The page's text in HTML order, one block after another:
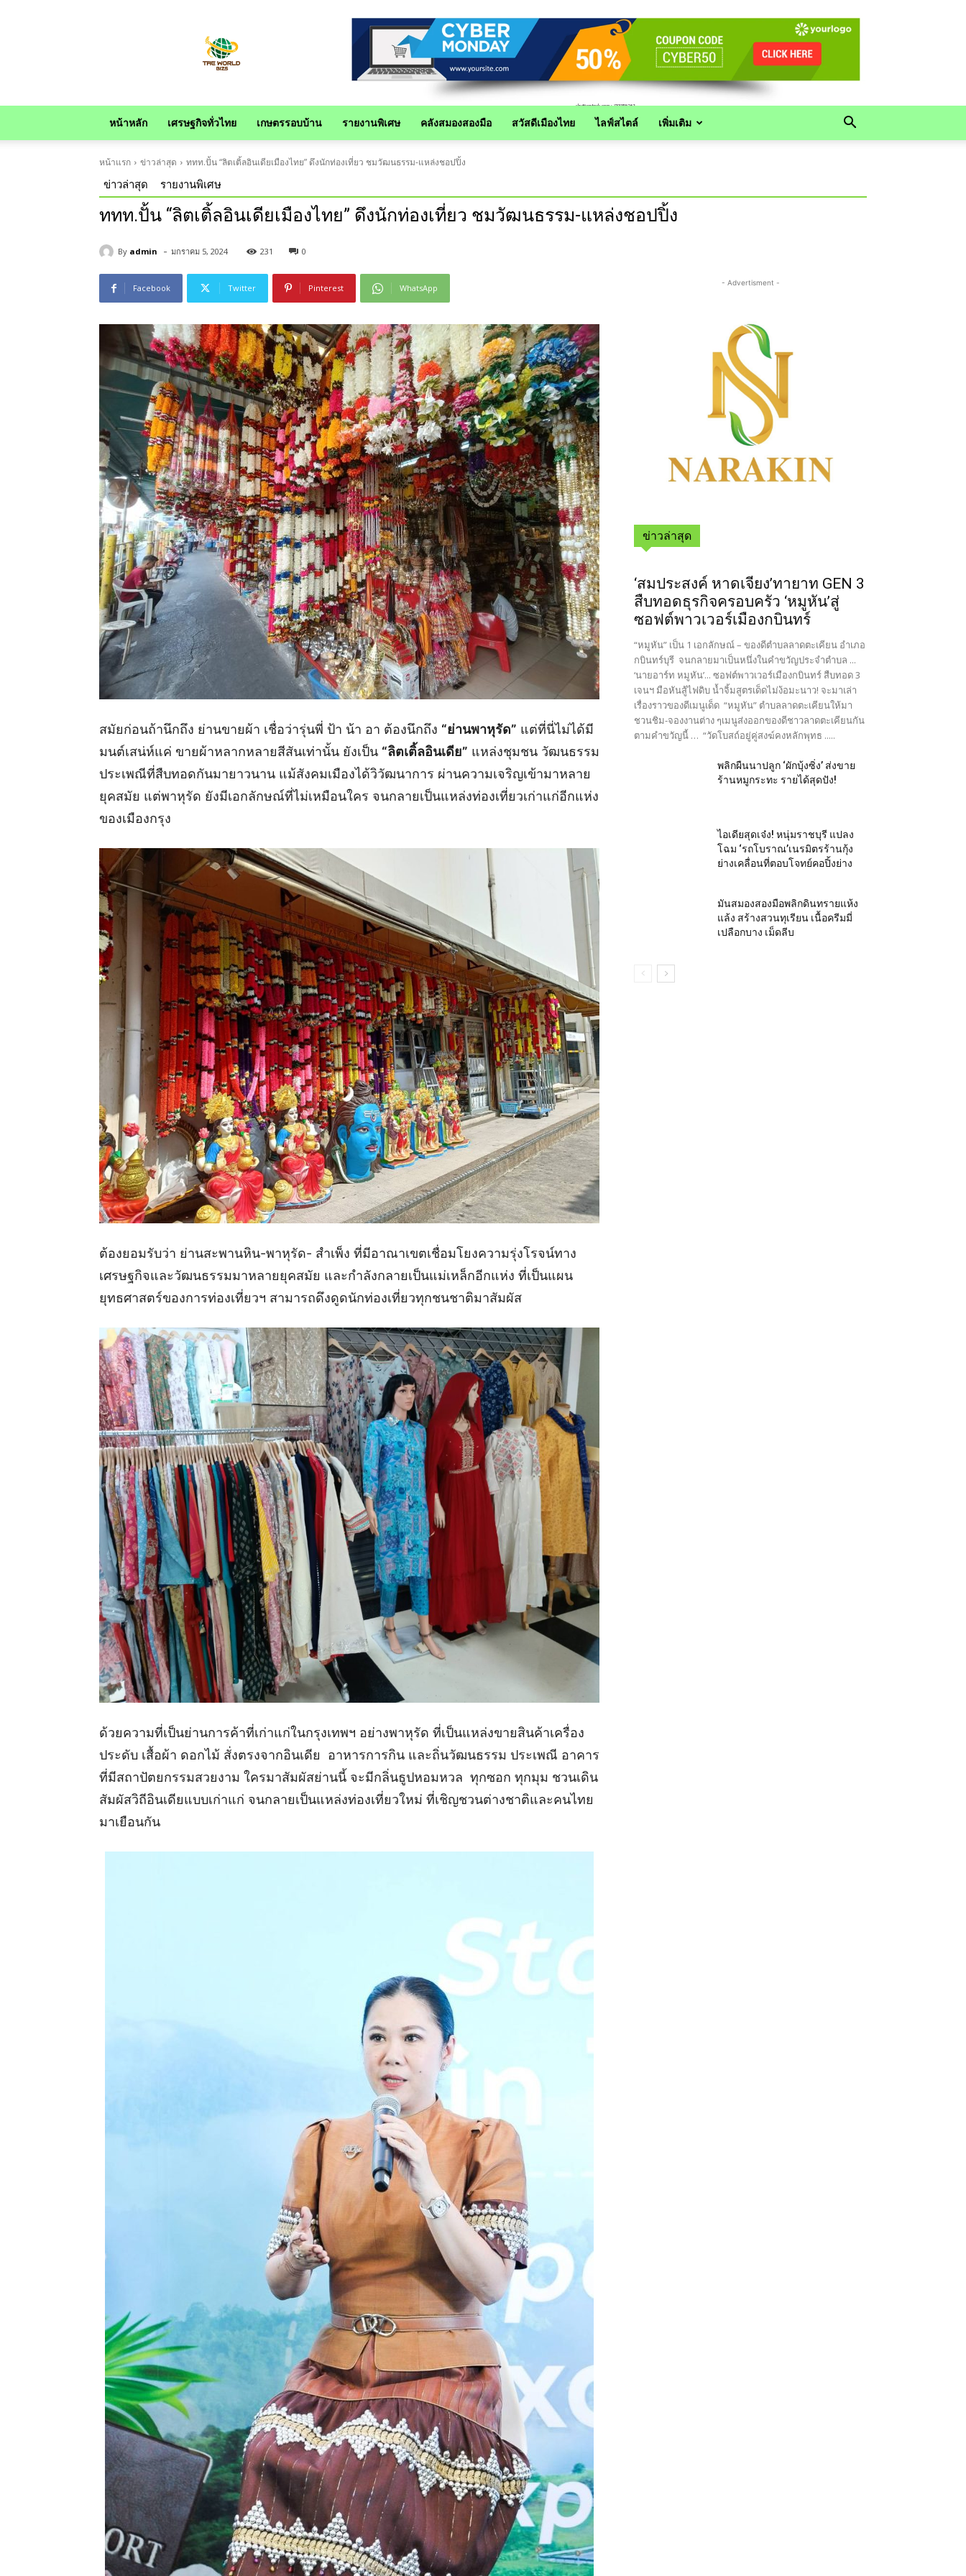
หน้าหลัก เศรษฐกิจทั่วไทย เกษตรรอบบ้าน รายงานพิเศษ คลังสมองสองมือ สวัสดีเมืองไทย ไลฟ์สไตล์ เพิ่มเติม
หน้าแรก ข่าวล่าสุด ททท.ปั้น “ลิตเติ้ลอินเดียเมืองไทย” ดึงนักท่องเที่ยว ชมวัฒนธรรม-แหล่งชอปปิ้ง
ข่าวล่าสุด รายงานพิเศษ
ททท.ปั้น “ลิตเติ้ลอินเดียเมืองไทย” ดึงนักท่องเที่ยว ชมวัฒนธรรม-แหล่งชอปปิ้ง
By admin - มกราคม 5, 2024 231 0
Facebook Twitter Pinterest WhatsApp
สมัยก่อนถ้านึกถึง ย่านขายผ้า เชื่อว่ารุ่นพี่ ป้า น้า อา ต้องนึกถึง “ย่านพาหุรัด” แต่ที่นี่ไม่ได้มี
มนต์เสน่ห์แค่ ขายผ้าหลากหลายสีสันเท่านั้น ยังเป็น “ลิตเติ้ลอินเดีย” แหล่งชุมชน วัฒนธรรม
ประเพณีที่สืบทอดกันมายาวนาน แม้สังคมเมืองได้วิวัฒนาการ ผ่านความเจริญเข้ามาหลาย
ยุคสมัย แต่พาหุรัด ยังมีเอกลักษณ์ที่ไม่เหมือนใคร จนกลายเป็นแหล่งท่องเที่ยวเก่าแก่อีกแห่ง
ของเมืองกรุง
ต้องยอมรับว่า ย่านสะพานหิน-พาหุรัด- สำเพ็ง ที่มีอาณาเขตเชื่อมโยงความรุ่งโรจน์ทาง
เศรษฐกิจและวัฒนธรรมมาหลายยุคสมัย และกำลังกลายเป็นแม่เหล็กอีกแห่ง ที่เป็นแผน
ยุทธศาสตร์ของการท่องเที่ยวฯ สามารถดึงดูดนักท่องเที่ยวทุกชนชาติมาสัมผัส
ด้วยความที่เป็นย่านการค้าที่เก่าแก่ในกรุงเทพฯ อย่างพาหุรัด ที่เป็นแหล่งขายสินค้าเครื่อง
ประดับ เสื้อผ้า ดอกไม้ สั่งตรงจากอินเดีย อาหารการกิน และถิ่นวัฒนธรรม ประเพณี อาคาร
ที่มีสถาปัตยกรรมสวยงาม ใครมาสัมผัสย่านนี้ จะมีกลิ่นธูปหอมหวล ทุกซอก ทุกมุม ชวนเดิน
สัมผัสวิถีอินเดียแบบเก่าแก่ จนกลายเป็นแหล่งท่องเที่ยวใหม่ ที่เชิญชวนต่างชาติและคนไทย
มาเยือนกัน
- Advertisment -
ข่าวล่าสุด
‘สมประสงค์ หาดเจียง’ทายาท GEN 3
สืบทอดธุรกิจครอบครัว ‘หมูหัน’สู่
ซอฟต์พาวเวอร์เมืองกบินทร์
“หมูหัน” เป็น 1 เอกลักษณ์ – ของดีตำบลลาดตะเคียน อำเภอ
กบินทร์บุรี จนกลายมาเป็นหนึ่งในคำขวัญประจำตำบล ...
‘นายอาร์ท หมูหัน’... ซอฟต์พาวเวอร์เมืองกบินทร์ สืบทอด 3
เจนฯ มือหันสู้ไฟดิบ น้ำจิ้มสูตรเด็ดไม่ง้อมะนาว! จะมาเล่า
เรื่องราวของดีเมนูเด็ด “หมูหัน” ตำบลลาดตะเคียนให้มา
ชวนชิม-จองงานต่าง ๆเมนูส่งออกของดีชาวลาดตะเคียนกัน
ตามคำขวัญนี้ … “วัดโบสถ์อยู่คู่สงฆ์คงหลักพุทธ .....
พลิกผืนนาปลูก ‘ผักบุ้งซิ่ง’ ส่งขาย
ร้านหมูกระทะ รายได้สุดปัง!
ไอเดียสุดเจ๋ง! หนุ่มราชบุรี แปลง
โฉม ‘รถโบราณ’เนรมิตรร้านกุ้ง
ย่างเคลื่อนที่ตอบโจทย์คอปิ้งย่าง
มันสมองสองมือพลิกดินทรายแห้ง
แล้ง สร้างสวนทุเรียน เนื้อครีมมี่
เปลือกบาง เม็ดลีบ